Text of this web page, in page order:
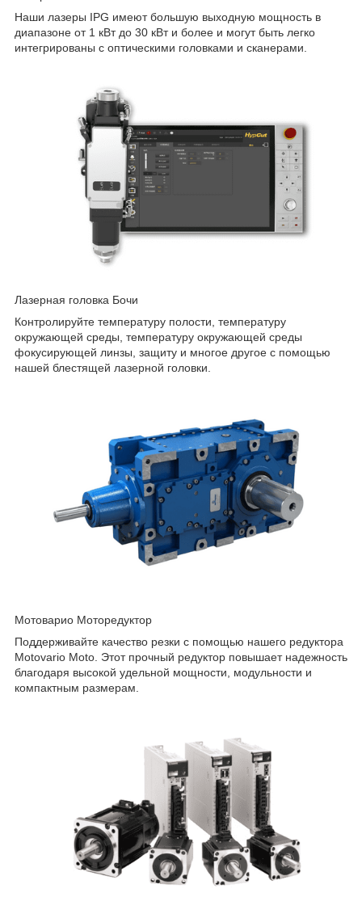
Наши лазеры IPG имеют большую выходную мощность в
диапазоне от 1 кВт до 30 кВт и более и могут быть легко
интегрированы с оптическими головками и сканерами.
Лазерная головка Бочи
Контролируйте температуру полости, температуру
окружающей среды, температуру окружающей среды
фокусирующей линзы, защиту и многое другое с помощью
нашей блестящей лазерной головки.
Мотоварио Моторедуктор
Поддерживайте качество резки с помощью нашего редуктора
Motovario Moto. Этот прочный редуктор повышает надежность
благодаря высокой удельной мощности, модульности и
компактным размерам.